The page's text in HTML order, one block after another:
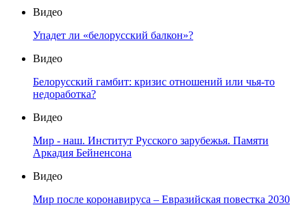
Видео
Упадет ли «белорусский балкон»?
Видео
Белорусский гамбит: кризис отношений или чья-то
недоработка?
Видео
Мир - наш. Институт Русского зарубежья. Памяти
Аркадия Бейненсона
Видео
Мир после коронавируса – Евразийская повестка 2030